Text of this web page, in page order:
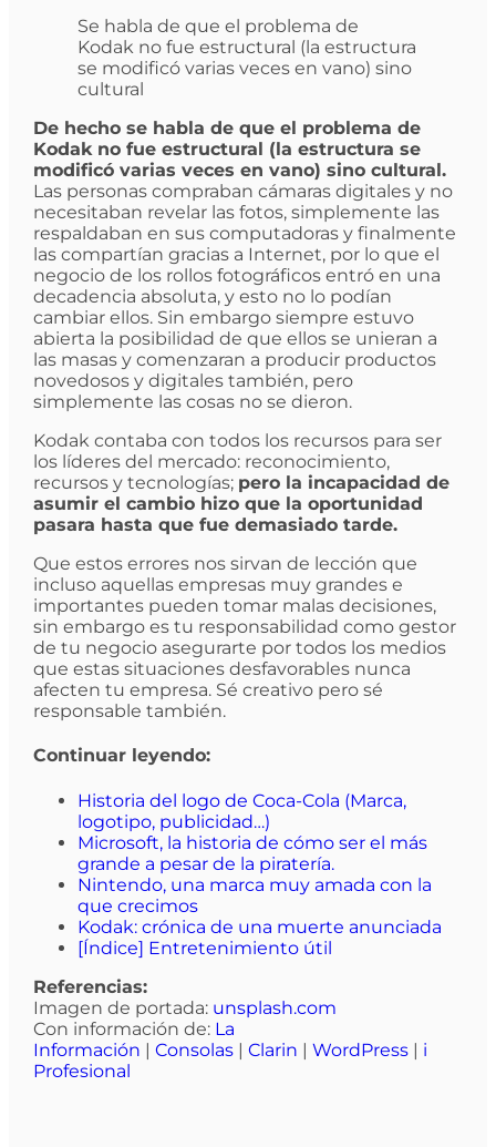
Se habla de que el problema de
Kodak no fue estructural (la estructura
se modificó varias veces en vano) sino
cultural
De hecho se habla de que el problema de
Kodak no fue estructural (la estructura se
modificó varias veces en vano) sino cultural.
Las personas compraban cámaras digitales y no
necesitaban revelar las fotos, simplemente las
respaldaban en sus computadoras y finalmente
las compartían gracias a Internet, por lo que el
negocio de los rollos fotográficos entró en una
decadencia absoluta, y esto no lo podían
cambiar ellos. Sin embargo siempre estuvo
abierta la posibilidad de que ellos se unieran a
las masas y comenzaran a producir productos
novedosos y digitales también, pero
simplemente las cosas no se dieron.
Kodak contaba con todos los recursos para ser
los líderes del mercado: reconocimiento,
recursos y tecnologías; pero la incapacidad de
asumir el cambio hizo que la oportunidad
pasara hasta que fue demasiado tarde.
Que estos errores nos sirvan de lección que
incluso aquellas empresas muy grandes e
importantes pueden tomar malas decisiones,
sin embargo es tu responsabilidad como gestor
de tu negocio asegurarte por todos los medios
que estas situaciones desfavorables nunca
afecten tu empresa. Sé creativo pero sé
responsable también.
Continuar leyendo:
Historia del logo de Coca-Cola (Marca,
logotipo, publicidad…)
Microsoft, la historia de cómo ser el más
grande a pesar de la piratería.
Nintendo, una marca muy amada con la
que crecimos
Kodak: crónica de una muerte anunciada
[Índice] Entretenimiento útil
Referencias:
Imagen de portada: unsplash.com
Con información de: La
Información | Consolas| Clarin | WordPress| i
Profesional